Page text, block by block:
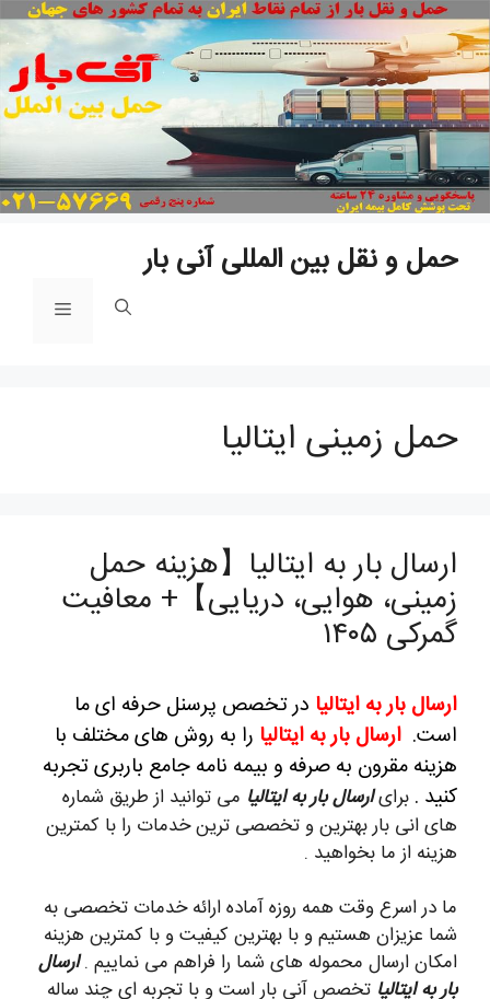
حمل و نقل بین المللی آنی بار
فهرست
حمل زمینی ایتالیا
ارسال بار به ایتالیا【هزینه حمل
زمینی، هوایی، دریایی】+ معافیت
گمرکی ۱۴۰۵
ارسال بار به ایتالیا در تخصص پرسنل حرفه ای ما
است. ارسال بار به ایتالیا را به روش های مختلف با
هزینه مقرون به صرفه و بیمه نامه جامع باربری تجربه
کنید . برایارسال بار به ایتالیا می توانید از طریق شماره
های انی بار بهترین و تخصصی ترین خدمات را با کمترین
هزینه از ما بخواهید .
ما در اسرع وقت همه روزه آماده ارائه خدمات تخصصی به
شما عزیزان هستیم و با بهترین کیفیت و با کمترین هزینه
امکان ارسال محموله های شما را فراهم می نماییم .ارسال
بار به ایتالیا تخصص آنی بار است و با تجربه ای چند ساله